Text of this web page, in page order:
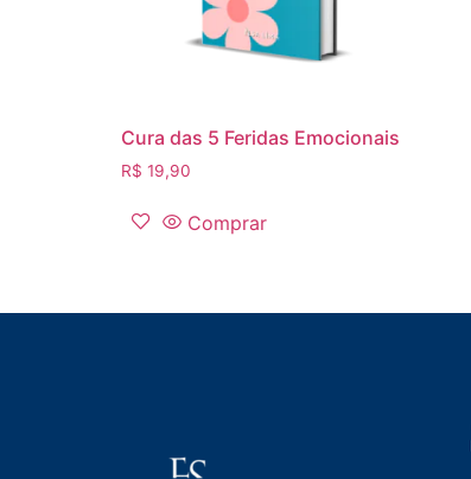
Cura das 5 Feridas Emocionais
R$ 19,90
Comprar